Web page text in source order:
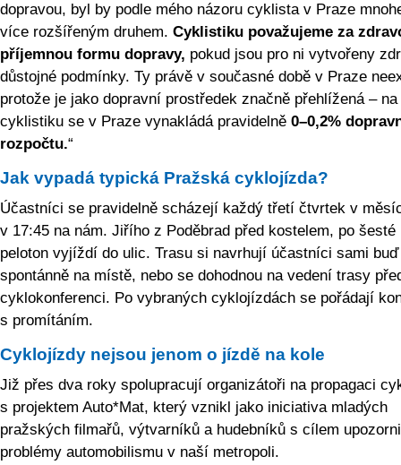
dopravou, byl by podle mého názoru cyklista v Praze
více rozšířeným druhem. Cyklistiku považujeme za
příjemnou formu dopravy, pokud jsou pro ni vytvořeny
důstojné podmínky. Ty právě v současné době v Praze
protože je jako dopravní prostředek značně přehlížená – na
cyklistiku se v Praze vynakládá pravidelně 0–0,2%
rozpočtu.“
Jak vypadá typická Pražská cyklojízda?
Účastníci se pravidelně scházejí každý třetí čtvrtek v
v 17:45 na nám. Jiřího z Poděbrad před kostelem, po šesté
peloton vyjíždí do ulic. Trasu si navrhují účastníci sami buď
spontánně na místě, nebo se dohodnou na vedení trasy
cyklokonferenci. Po vybraných cyklojízdách se pořádají
s promítáním.
Cyklojízdy nejsou jenom o jízdě na kole
Již přes dva roky spolupracují organizátoři na propagaci
s projektem Auto*Mat, který vznikl jako iniciativa mladých
pražských filmařů, výtvarníků a hudebníků s cílem
problémy automobilismu v naší metropoli.